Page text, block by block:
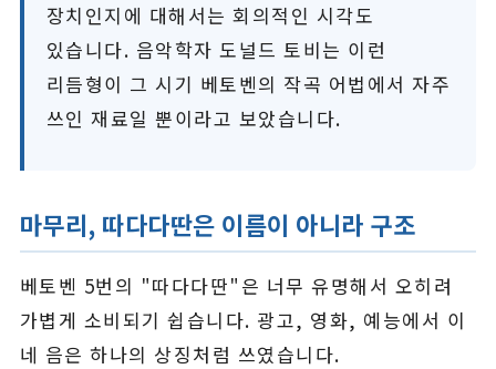
장치인지에 대해서는 회의적인 시각도
있습니다. 음악학자 도널드 토비는 이런
리듬형이 그 시기 베토벤의 작곡 어법에서 자주
쓰인 재료일 뿐이라고 보았습니다.
마무리, 따다다딴은 이름이 아니라 구조
베토벤 5번의 "따다다딴"은 너무 유명해서 오히려
가볍게 소비되기 쉽습니다. 광고, 영화, 예능에서 이
네 음은 하나의 상징처럼 쓰였습니다.